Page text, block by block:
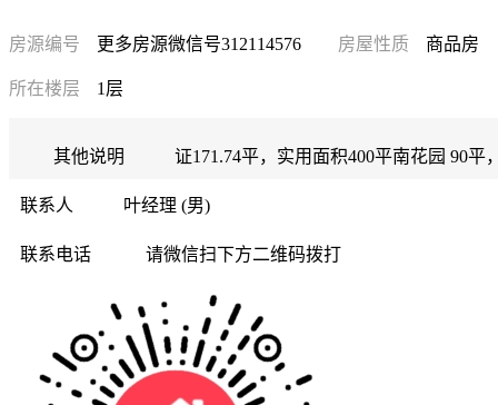
房源编号 更多房源微信号312114576 房屋性质 商品房
所在楼层 1层
其他说明 证171.74平，实用面积400平南花园 90
联系人 叶经理 (男)
联系电话 请微信扫下方二维码拨打